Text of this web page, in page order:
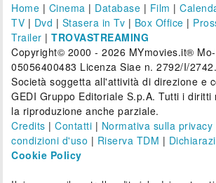
Home | Cinema | Database | Film |
TV | Dvd | Stasera in Tv | Box Office |
Trailer |TROVASTREAMING
Copyright© 2000 - 2026 MYmovies.it®
05056400483 Licenza Siae n. 2792/I/2742.
Società soggetta all'attività di direzione e
GEDI Gruppo Editoriale S.p.A. Tutti i
la riproduzione anche parziale.
Credits |Contatti | Normativa sulla privacy
condizioni d'uso | Riserva TDM |
Cookie Policy